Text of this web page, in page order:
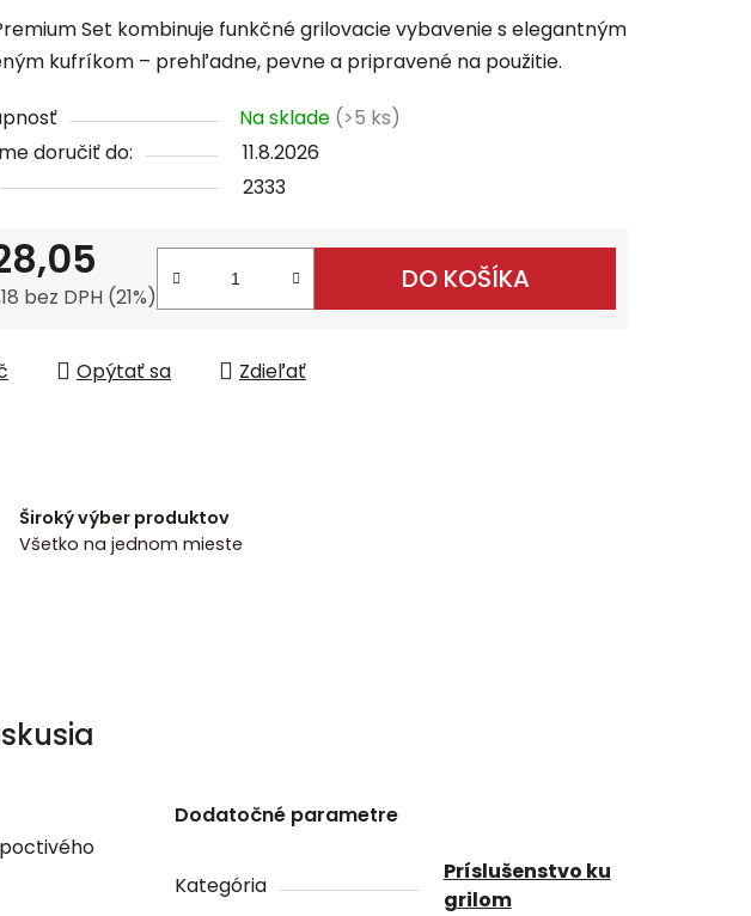
Set kombinuje funkčné grilovacie vybavenie s elegantným
kufríkom – prehľadne, pevne a pripravené na použitie.
Na sklade (>5 ks)
doručiť do:
11.8.2026
2333
bez DPH (21%)
DO KOŠÍKA
Opýtať sa Zdieľať
Široký výber produktov
Všetko na jednom mieste
Dodatočné parametre
Kategória
Príslušenstvo ku
grilom